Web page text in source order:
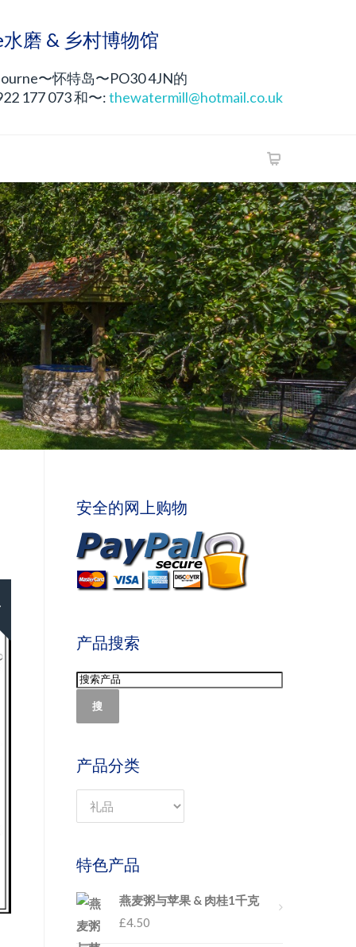
磨 & 乡村博物馆
〜怀特岛〜PO30 4JN的
177 073 和〜:thewatermill@hotmail.co.uk
安全的网上购物
产品搜索
搜
产品分类
特色产品
燕麦粥与苹果 & 肉桂1千克
£4.50